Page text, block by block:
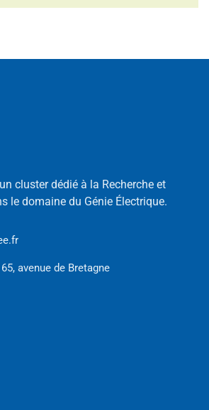
cluster dédié à la Recherche et
le domaine du Génie Électrique.
avenue de Bretagne